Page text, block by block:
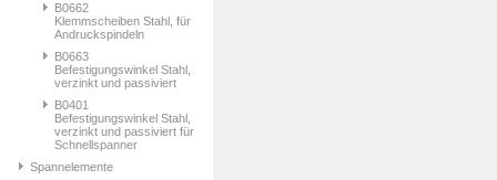
B0662
Klemmscheiben Stahl, für
Andruckspindeln
B0663
Befestigungswinkel Stahl,
verzinkt und passiviert
B0401
Befestigungswinkel Stahl,
verzinkt und passiviert für
Schnellspanner
Spannelemente